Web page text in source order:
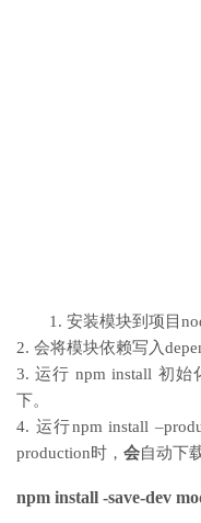
1. 安装模块到项目
2. 会将模块依赖写入
3. 运行 npm install 初
下。
4. 运行npm install
production时， 会自动下
npm install -save-dev